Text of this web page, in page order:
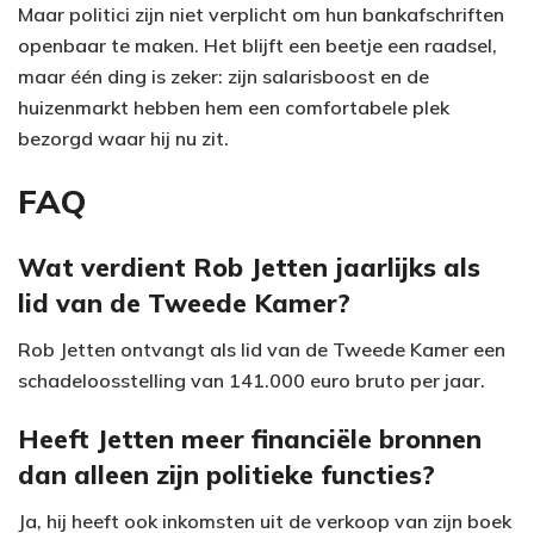
Maar politici zijn niet verplicht om hun bankafschriften
openbaar te maken. Het blijft een beetje een raadsel,
maar één ding is zeker: zijn salarisboost en de
huizenmarkt hebben hem een comfortabele plek
bezorgd waar hij nu zit.
FAQ
Wat verdient Rob Jetten jaarlijks als
lid van de Tweede Kamer?
Rob Jetten ontvangt als lid van de Tweede Kamer een
schadeloosstelling van 141.000 euro bruto per jaar.
Heeft Jetten meer financiële bronnen
dan alleen zijn politieke functies?
Ja, hij heeft ook inkomsten uit de verkoop van zijn boek